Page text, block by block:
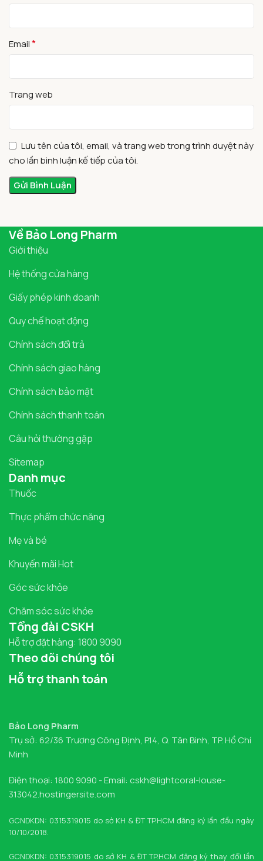
Email*
Trang web
Lưu tên của tôi, email, và trang web trong trình duyệt này
cho lần bình luận kế tiếp của tôi.
Về Bảo Long Pharm
Giới thiệu
Hệ thống cửa hàng
Giấy phép kinh doanh
Quy chế hoạt động
Chính sách đổi trả
Chính sách giao hàng
Chính sách bảo mật
Chính sách thanh toán
Câu hỏi thường gặp
Sitemap
Danh mục
Thuốc
Thực phẩm chức năng
Mẹ và bé
Khuyến mãi Hot
Góc sức khỏe
Chăm sóc sức khỏe
Tổng đài CSKH
Hỗ trợ đặt hàng: 1800 9090
Theo dõi chúng tôi
Hỗ trợ thanh toán
Bảo Long Pharm
Trụ sở: 62/36 Trương Công Định, P.14, Q. Tân Bình, TP. Hồ Chí
Minh
Điện thoại: 1800 9090 - Email: cskh@lightcoral-louse-
313042.hostingersite.com
GCNDKDN: 0315319015 do sở KH & ĐT TP.HCM đăng ký lần đầu ngày
10/10/2018.
GCNDKDN: 0315319015 do sở KH & ĐT TP.HCM đăng ký thay đổi lần